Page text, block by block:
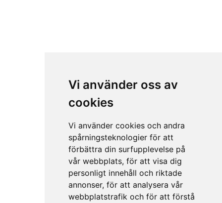
Vi använder oss av
cookies
Vi använder cookies och andra
spårningsteknologier för att
förbättra din surfupplevelse på
vår webbplats, för att visa dig
personligt innehåll och riktade
annonser, för att analysera vår
webbplatstrafik och för att förstå